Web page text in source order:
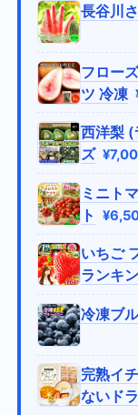
長谷川
フロー
ツ 冷凍
西洋梨 (
ズ
ミニト
ト
いちご
ランキ
冷凍ブ
完熟イ
ないド